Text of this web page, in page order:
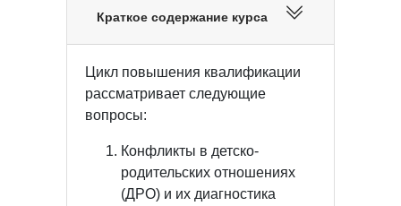
Краткое содержание курса
Цикл повышения квалификации
рассматривает следующие
вопросы:
Конфликты в детско-
родительских отношениях
(ДРО) и их диагностика